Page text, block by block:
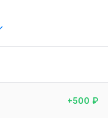
каком формате
и всех
+500 ₽